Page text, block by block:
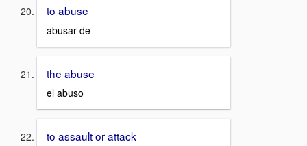
to abuse
abusar de
the abuse
el abuso
to assault or attack